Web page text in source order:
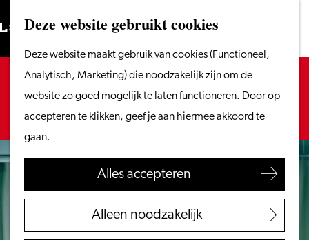
Deze website gebruikt cookies
Deze website maakt gebruik van cookies (Functioneel,
Analytisch, Marketing) die noodzakelijk zijn om de
website zo goed mogelijk te laten functioneren. Door op
accepteren te klikken, geef je aan hiermee akkoord te
gaan.
Alles accepteren
Alleen noodzakelijk
Ga
naar
homepage
Menu
ZoekenVanaf het water
wandelen
Winkelen
Eten & drinken
Met kinderen
VVV Leiden
Bereikbaarheid
Zoeken
Sorry, deze activiteit is niet meer beschikbaar.
Bekijk hetactuele aanbodvoor de beschikbare
opties.